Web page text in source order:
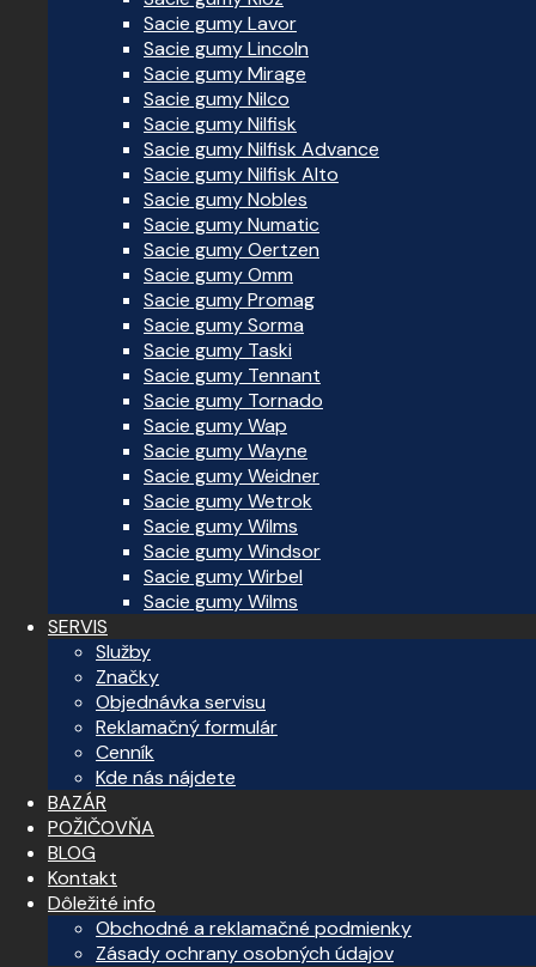
Sacie gumy Lavor
Sacie gumy Lincoln
Sacie gumy Mirage
Sacie gumy Nilco
Sacie gumy Nilfisk
Sacie gumy Nilfisk Advance
Sacie gumy Nilfisk Alto
Sacie gumy Nobles
Sacie gumy Numatic
Sacie gumy Oertzen
Sacie gumy Omm
Sacie gumy Promag
Sacie gumy Sorma
Sacie gumy Taski
Sacie gumy Tennant
Sacie gumy Tornado
Sacie gumy Wap
Sacie gumy Wayne
Sacie gumy Weidner
Sacie gumy Wetrok
Sacie gumy Wilms
Sacie gumy Windsor
Sacie gumy Wirbel
Sacie gumy Wilms
SERVIS
Služby
Značky
Objednávka servisu
Reklamačný formulár
Cenník
Kde nás nájdete
BAZÁR
POŽIČOVŇA
BLOG
Kontakt
Dôležité info
Obchodné a reklamačné podmienky
Zásady ochrany osobných údajov